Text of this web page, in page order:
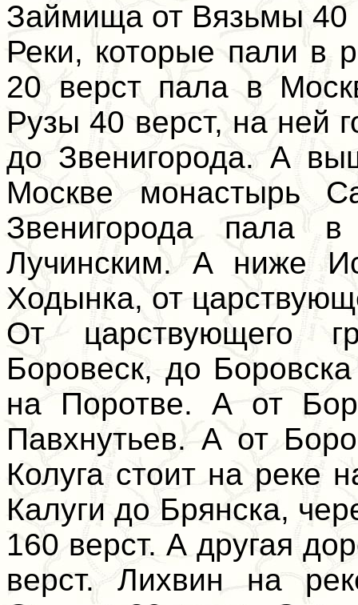
Займища от Вязьмы 40
Реки, которые пали в
20 верст пала в
Рузы 40 верст, на ней
до Звенигорода. А
Москве монастырь
Звенигорода пала
Лучинским. А ниже
Ходынка, от
От царствующего
Боровеск, до
на Поротве. А от
Павхнутьев. А от
Колуга стоит на реке
Калуги до Брянска,
160 верст. А другая
верст. Лихвин на